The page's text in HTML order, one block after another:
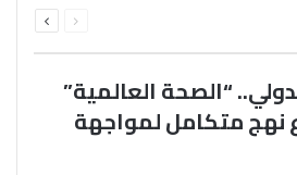
الصفحةالصفحة
“الصحة العالمية”
نهج متكامل لمواجهة